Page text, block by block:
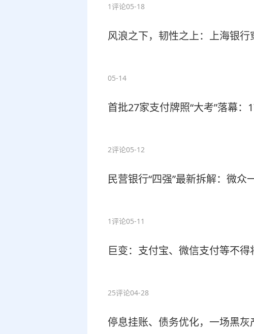
1评论05-18
风浪之下，韧性之上：上海银行
05-14
首批27家支付牌照“大考”落幕
2评论05-12
民营银行“四强”最新拆解：微众
1评论05-11
巨变：支付宝、微信支付等不
25评论04-28
停息挂账、债务优化，一场黑灰